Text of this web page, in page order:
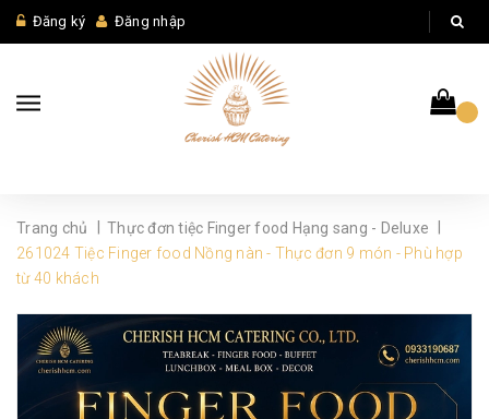
Đăng ký Đăng nhập
Trang chủ Thực đơn tiệc Finger food Hạng sang - Deluxe
261024 Tiệc Finger food Nồng nàn - Thực đơn 9 món - Phù hợp
từ 40 khách